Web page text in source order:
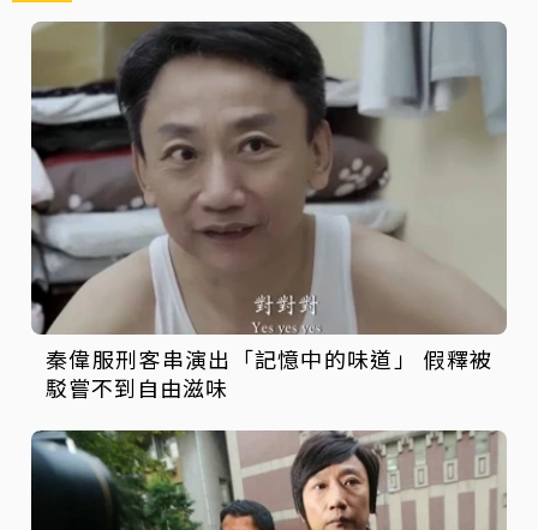
秦偉服刑客串演出「記憶中的味道」 假釋被
駁嘗不到自由滋味